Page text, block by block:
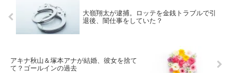
大嶺翔太が逮捕。ロッテを金銭トラブルで引
退後、闇仕事をしていた？
アキナ秋山＆塚本アナが結婚、彼女を捨て
て？ゴールインの過去